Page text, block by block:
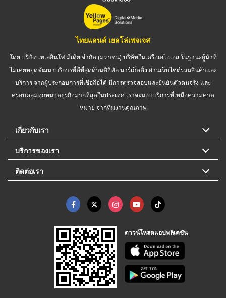
ไทยแลนด์ เยลโล่เพจเจส
โดย บริษัท เทเลอินโฟ มีเดีย จำกัด (มหาชน) บริษัทในเครือเอไอเอส ในฐานะผู้นำที่
ไม่เคยหยุดพัฒนาบริการที่ดีที่สุดด้านดิจิทัล มาร์เก็ตติ้ง ผ่านเว็บไซต์รวมสินค้าและ
บริการ จากผู้ประกอบการที่เชื่อถือได้ มีการตรวจสอบและยืนยันตัวตนจริง และ
ครอบคลุมทุกหมวดธุรกิจมากที่สุดในประเทศ เราจะมอบบริการที่เหนือความคาด
หมาย จากทีมงานคุณภาพ
เกี่ยวกับเรา
บริการของเรา
ติดต่อเรา
ดาวน์โหลดแอปพลิเคชัน